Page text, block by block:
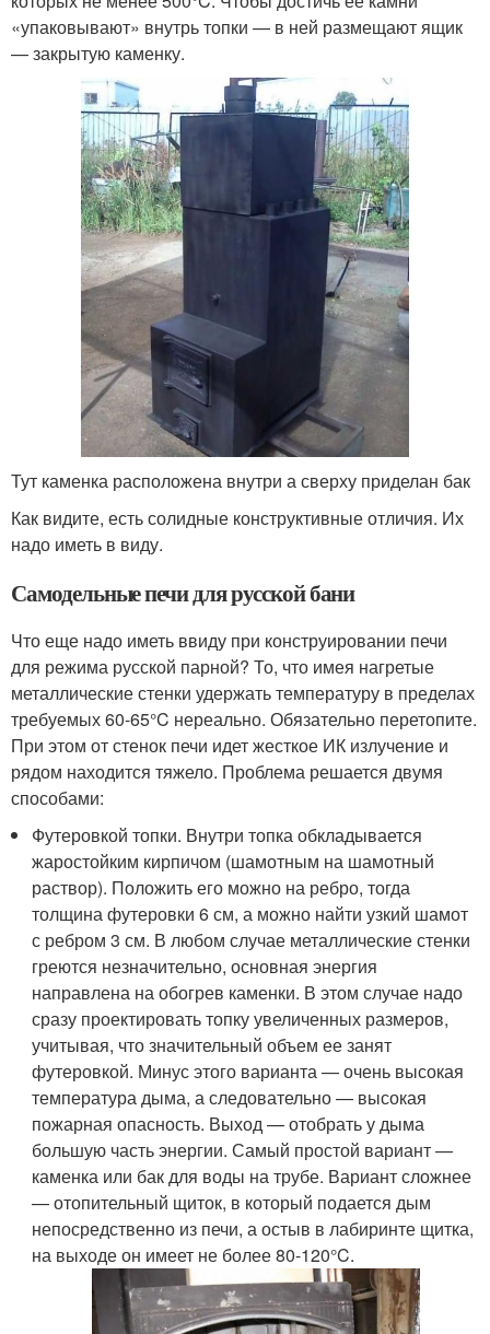
«упаковывают» внутрь топки — в ней размещают ящик
— закрытую каменку.
Тут каменка расположена внутри а сверху приделан бак
Как видите, есть солидные конструктивные отличия. Их
надо иметь в виду.
Самодельные печи для русской бани
Что еще надо иметь ввиду при конструировании печи
для режима русской парной? То, что имея нагретые
металлические стенки удержать температуру в пределах
требуемых 60-65°C нереально. Обязательно перетопите.
При этом от стенок печи идет жесткое ИК излучение и
рядом находится тяжело. Проблема решается двумя
способами:
Футеровкой топки. Внутри топка обкладывается
жаростойким кирпичом (шамотным на шамотный
раствор). Положить его можно на ребро, тогда
толщина футеровки 6 см, а можно найти узкий шамот
с ребром 3 см. В любом случае металлические стенки
греются незначительно, основная энергия
направлена на обогрев каменки. В этом случае надо
сразу проектировать топку увеличенных размеров,
учитывая, что значительный объем ее занят
футеровкой. Минус этого варианта — очень высокая
температура дыма, а следовательно — высокая
пожарная опасность. Выход — отобрать у дыма
большую часть энергии. Самый простой вариант —
каменка или бак для воды на трубе. Вариант сложнее
— отопительный щиток, в который подается дым
непосредственно из печи, а остыв в лабиринте щитка,
на выходе он имеет не более 80-120°C.